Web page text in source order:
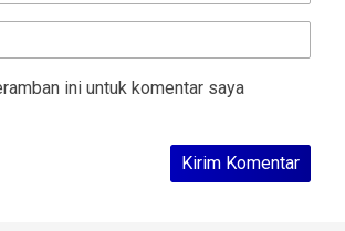
ini untuk komentar saya